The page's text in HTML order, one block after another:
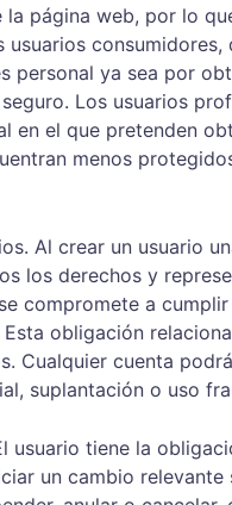
página web, por lo
consumidores,
personal ya sea por
Los usuarios
en el que pretenden
menos
Al crear un usuario
los derechos y
compromete a
obligación
Cualquier cuenta
suplantación o uso
usuario tiene la
un cambio relevante